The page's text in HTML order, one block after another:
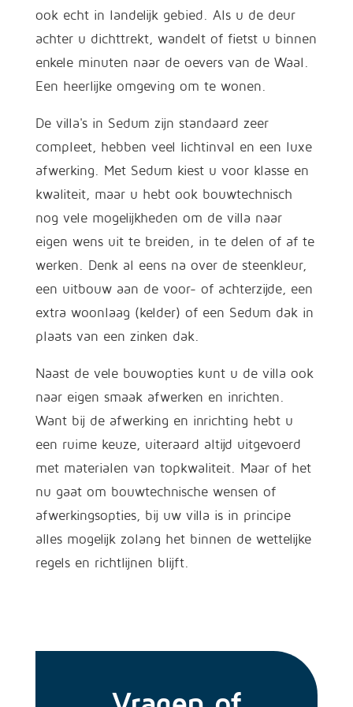
ook echt in landelijk gebied. Als u de deur
achter u dichttrekt, wandelt of fietst u binnen
enkele minuten naar de oevers van de Waal.
Een heerlijke omgeving om te wonen.
De villa's in Sedum zijn standaard zeer
compleet, hebben veel lichtinval en een luxe
afwerking. Met Sedum kiest u voor klasse en
kwaliteit, maar u hebt ook bouwtechnisch
nog vele mogelijkheden om de villa naar
eigen wens uit te breiden, in te delen of af te
werken. Denk al eens na over de steenkleur,
een uitbouw aan de voor- of achterzijde, een
extra woonlaag (kelder) of een Sedum dak in
plaats van een zinken dak.
Naast de vele bouwopties kunt u de villa ook
naar eigen smaak afwerken en inrichten.
Want bij de afwerking en inrichting hebt u
een ruime keuze, uiteraard altijd uitgevoerd
met materialen van topkwaliteit. Maar of het
nu gaat om bouwtechnische wensen of
afwerkingsopties, bij uw villa is in principe
alles mogelijk zolang het binnen de wettelijke
regels en richtlijnen blijft.